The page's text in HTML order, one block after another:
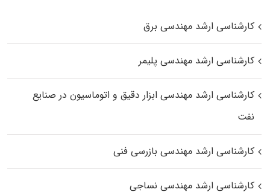
کارشناسی ارشد مهندسی برق
کارشناسی ارشد مهندسی پلیمر
کارشناسی ارشد مهندسی ابزار دقیق و اتوماسیون در صنایع
نفت
کارشناسی ارشد مهندسی بازرسی فنی
کارشناسی ارشد مهندسی نساجی